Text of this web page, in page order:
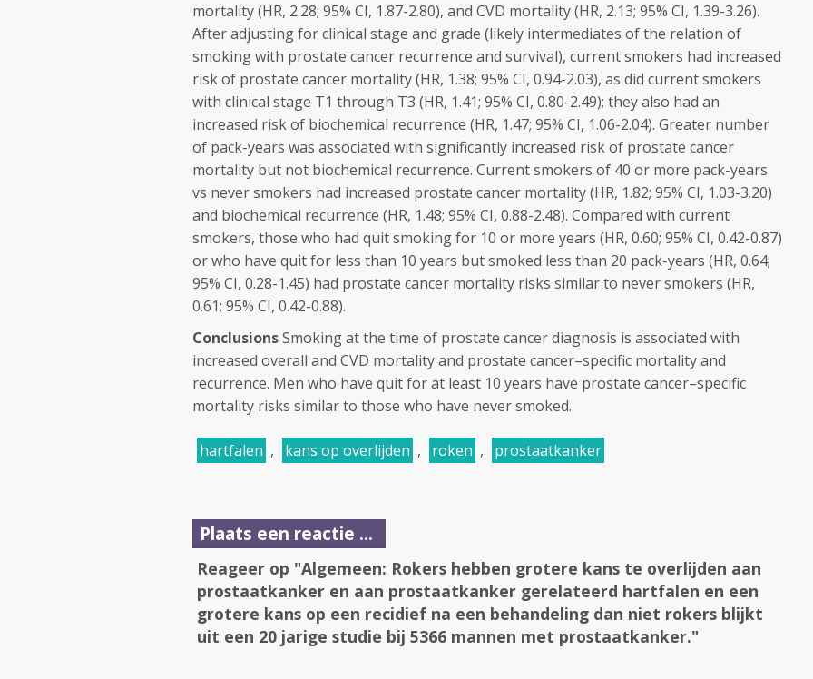
mortality (HR, 2.28; 95% CI, 1.87-2.80), and CVD mortality (HR, 2.13; 95% CI, 1.39-3.26).
After adjusting for clinical stage and grade (likely intermediates of the relation of
smoking with prostate cancer recurrence and survival), current smokers had increased
risk of prostate cancer mortality (HR, 1.38; 95% CI, 0.94-2.03), as did current smokers
with clinical stage T1 through T3 (HR, 1.41; 95% CI, 0.80-2.49); they also had an
increased risk of biochemical recurrence (HR, 1.47; 95% CI, 1.06-2.04). Greater number
of pack-years was associated with significantly increased risk of prostate cancer
mortality but not biochemical recurrence. Current smokers of 40 or more pack-years
vs never smokers had increased prostate cancer mortality (HR, 1.82; 95% CI, 1.03-3.20)
and biochemical recurrence (HR, 1.48; 95% CI, 0.88-2.48). Compared with current
smokers, those who had quit smoking for 10 or more years (HR, 0.60; 95% CI, 0.42-0.87)
or who have quit for less than 10 years but smoked less than 20 pack-years (HR, 0.64;
95% CI, 0.28-1.45) had prostate cancer mortality risks similar to never smokers (HR,
0.61; 95% CI, 0.42-0.88).
ConclusionsSmoking at the time of prostate cancer diagnosis is associated with
increased overall and CVD mortality and prostate cancer–specific mortality and
recurrence. Men who have quit for at least 10 years have prostate cancer–specific
mortality risks similar to those who have never smoked.
hartfalen , kans op overlijden , roken , prostaatkanker
Plaats een reactie ...
Reageer op "Algemeen: Rokers hebben grotere kans te overlijden aan
prostaatkanker en aan prostaatkanker gerelateerd hartfalen en een
grotere kans op een recidief na een behandeling dan niet rokers blijkt
uit een 20 jarige studie bij 5366 mannen met prostaatkanker."